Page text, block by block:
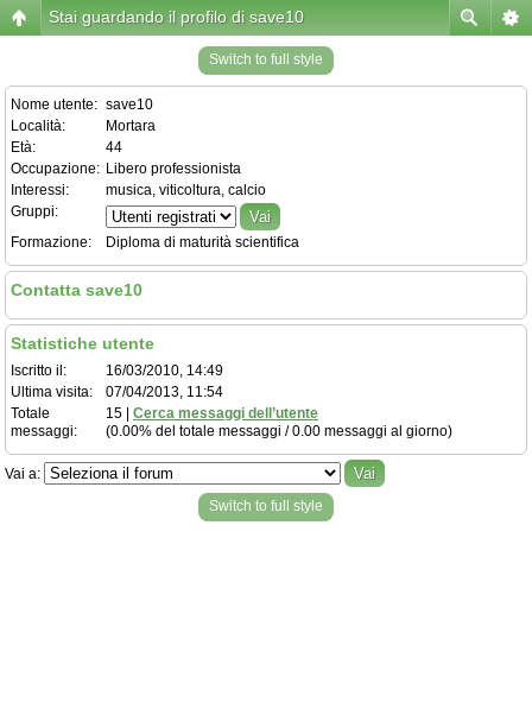
Stai guardando il profilo di save10
Switch to full style
Nome utente: save10
Località:
Mortara
Età:
44
Occupazione: Libero professionista
Interessi:
musica, viticoltura, calcio
Gruppi:
Formazione:
Diploma di maturità scientifica
Contatta save10
Statistiche utente
Iscritto il:
16/03/2010, 14:49
Ultima visita:
07/04/2013, 11:54
Totale
messaggi:
15 | Cerca messaggi dell’utente
(0.00% del totale messaggi / 0.00 messaggi al giorno)
Vai a:
Switch to full style